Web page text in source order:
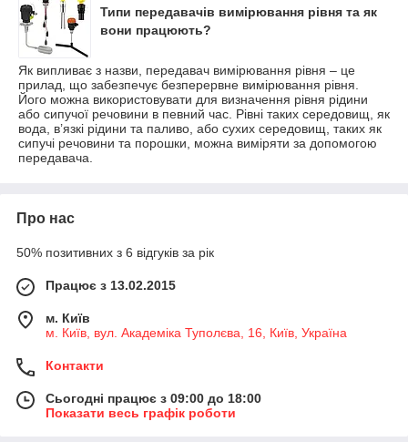
Типи передавачів вимірювання рівня та як
вони працюють?
Як випливає з назви, передавач вимірювання рівня – це
прилад, що забезпечує безперервне вимірювання рівня.
Його можна використовувати для визначення рівня рідини
або сипучої речовини в певний час. Рівні таких середовищ, як
вода, в’язкі рідини та паливо, або сухих середовищ, таких як
сипучі речовини та порошки, можна виміряти за допомогою
передавача.
Про нас
50% позитивних з 6 відгуків за рік
Працює з 13.02.2015
м. Київ
м. Київ, вул. Академіка Туполєва, 16, Київ, Україна
Контакти
Сьогодні працює з 09:00 до 18:00
Показати весь графік роботи